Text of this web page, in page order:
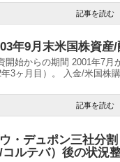
記事を読む
年9月末米国株資産/
開始からの期間 2001年7月
年3ヶ月目）。 入金/米国株
記事を読む
・デュポン三社分
コルテバ）後の状況